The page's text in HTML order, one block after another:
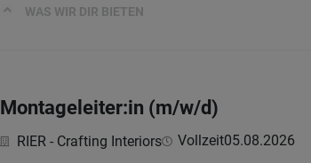
WAS WIR DIR BIETEN
Montageleiter:in (m/w/d)
RIER - Crafting Interiors Vollzeit05.08.2026